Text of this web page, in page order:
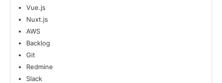
Vue.js
Nuxt.js
AWS
Backlog
Git
Redmine
Slack